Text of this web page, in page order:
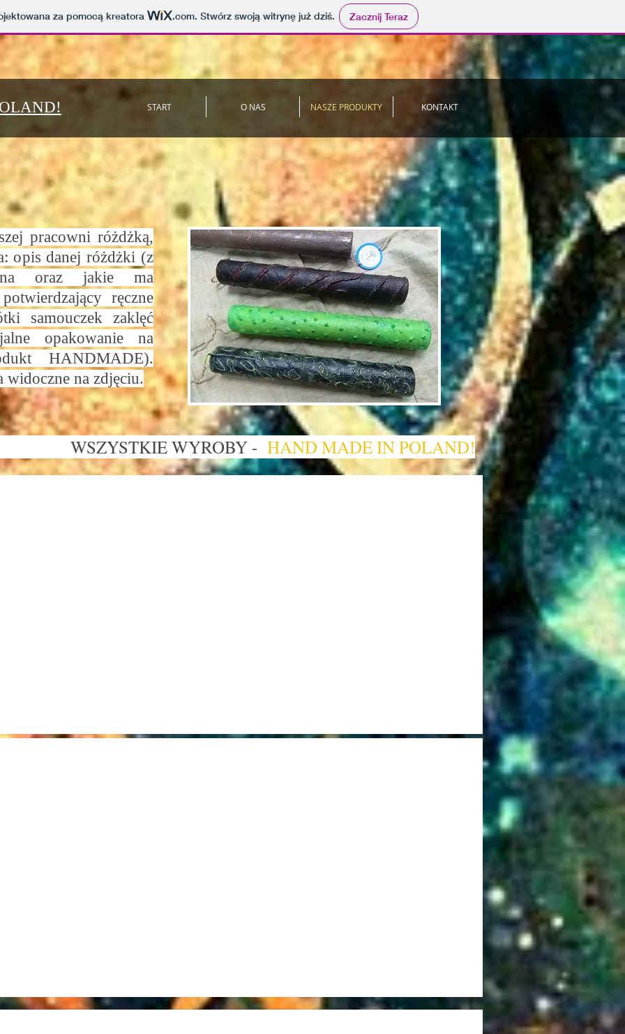
za pomocą kreatora .com. Stwórz swoją witrynę już dziś. Zacznij Teraz
START O NAS NASZE PRODUKTY KONTAKT
pracowni różdżką,
opis danej różdżki (z
oraz jakie ma
ręczne
samouczek zaklęć
opakowanie na
HANDMADE).
widoczne na zdjęciu.
WSZYSTKIE WYROBY - HAND MADE IN POLAND!